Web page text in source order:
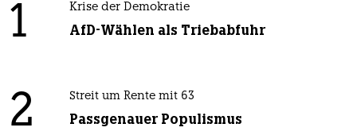
1 Krise der Demokratie
AfD-Wählen als Triebabfuhr
2 Streit um Rente mit 63
Passgenauer Populismus